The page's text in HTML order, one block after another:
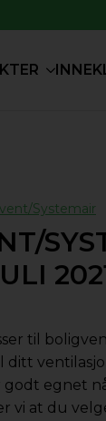
Systemair
til
godt egnet
vi at du